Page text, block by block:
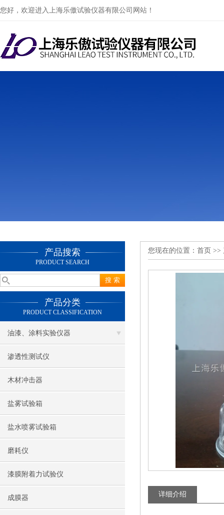
您好，欢迎进入上海乐傲试验仪器有限公司网站！
产品搜索
PRODUCT SEARCH
产品分类
PRODUCT CLASSIFICATION
油漆、涂料实验仪器
渗透性测试仪
木材冲击器
盐雾试验箱
盐水喷雾试验箱
磨耗仪
漆膜附着力试验仪
成膜器
您现在的位置： 首页 >>
详细介绍